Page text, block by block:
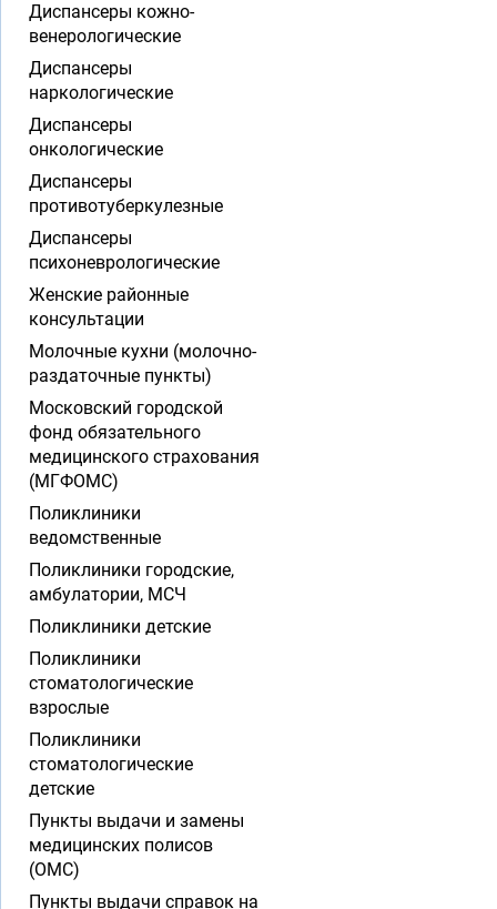
Диспансеры кожно-
венерологические
Диспансеры
наркологические
Диспансеры
онкологические
Диспансеры
противотуберкулезные
Диспансеры
психоневрологические
Женские районные
консультации
Молочные кухни (молочно-
раздаточные пункты)
Московский городской
фонд обязательного
медицинского страхования
(МГФОМС)
Поликлиники
ведомственные
Поликлиники городские,
амбулатории, МСЧ
Поликлиники детские
Поликлиники
стоматологические
взрослые
Поликлиники
стоматологические
детские
Пункты выдачи и замены
медицинских полисов
(ОМС)
Пункты выдачи справок на